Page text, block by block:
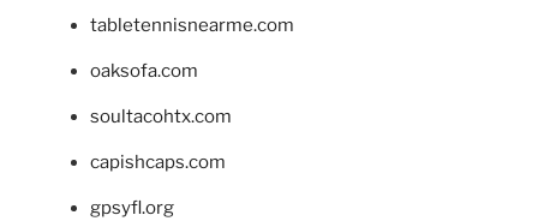
tabletennisnearme.com
oaksofa.com
soultacohtx.com
capishcaps.com
gpsyfl.org